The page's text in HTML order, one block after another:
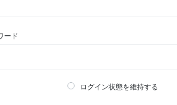
ード
ログイン状態を維持する